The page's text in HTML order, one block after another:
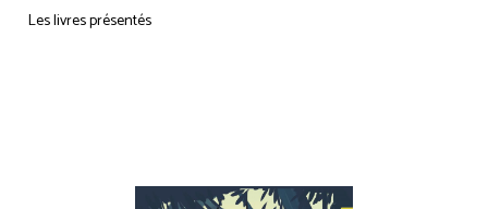
Les livres présentés